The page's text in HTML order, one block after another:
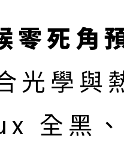
零死角
光學與
全黑、